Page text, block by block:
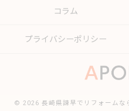
コラム
プライバシーポリシー
© 2026 長崎県諫早でリフォームな